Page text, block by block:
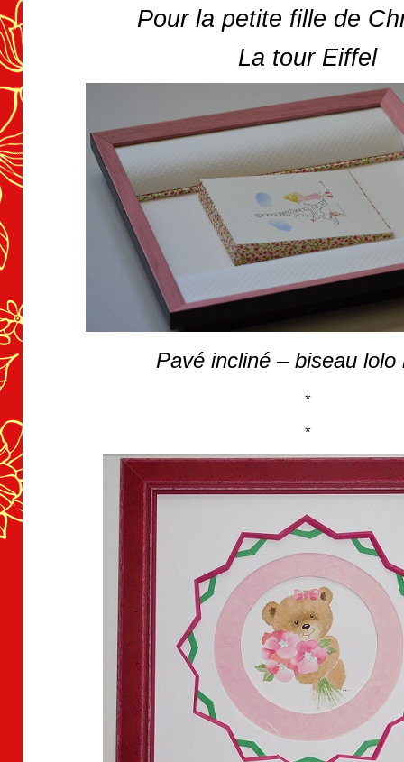
Pour la petite fille de
La tour Eiffel
Pavé incliné – biseau lolo
*
*